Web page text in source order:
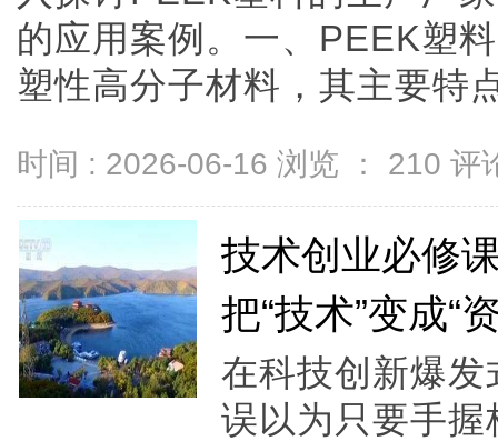
的应用案例。一、PEEK塑
塑性高分子材料，其主要特
时间 : 2026-06-16 浏览 ： 210 评
技术创业必修
把“技术”变成“
在科技创新爆
误以为只要手